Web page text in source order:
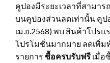
คูปองมีระยะเวลาที่สามา
บนคูปองส่วนลดเท่านั้น คูป
เม.ย.2568) พบ สินค้าโปร
โปรโมชั่นมากมาย ลดเพิ่
รายการ ซื้อครบรับฟรี เมื่อ